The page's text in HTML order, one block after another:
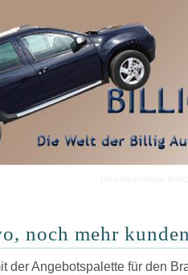
noch mehr
der Angebotspalette für den